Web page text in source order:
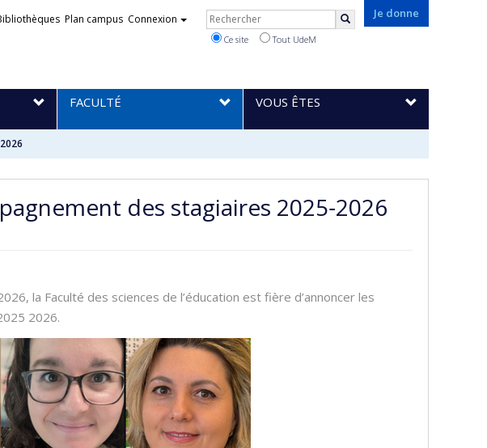
Je donne
Plan campus Connexion Rechercher
Ce site Tout UdeM
FACULTÉ VOUS ÊTES
des stagiaires 2025‑2026
la Faculté des sciences de l’éducation est fière d’annoncer les
2026.